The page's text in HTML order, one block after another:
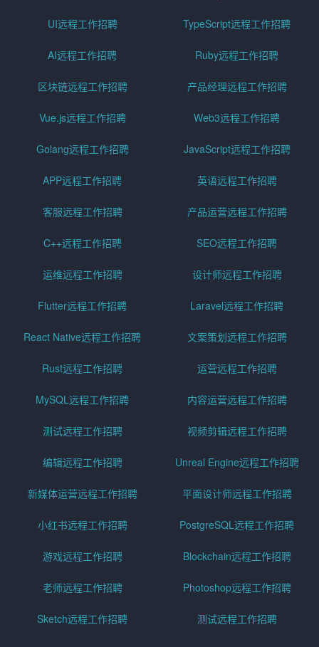
UI远程工作招聘 TypeScript远程工作招聘
AI远程工作招聘 Ruby远程工作招聘
区块链远程工作招聘 产品经理远程工作招聘
Vue.js远程工作招聘 Web3远程工作招聘
Golang远程工作招聘 JavaScript远程工作招聘
APP远程工作招聘 英语远程工作招聘
客服远程工作招聘 产品运营远程工作招聘
C++远程工作招聘 SEO远程工作招聘
运维远程工作招聘 设计师远程工作招聘
Flutter远程工作招聘 Laravel远程工作招聘
React Native远程工作招聘 文案策划远程工作招聘
Rust远程工作招聘 运营远程工作招聘
MySQL远程工作招聘 内容运营远程工作招聘
测试远程工作招聘 视频剪辑远程工作招聘
编辑远程工作招聘 Unreal Engine远程工作招聘
新媒体运营远程工作招聘 平面设计师远程工作招聘
小红书远程工作招聘 PostgreSQL远程工作招聘
游戏远程工作招聘 Blockchain远程工作招聘
老师远程工作招聘 Photoshop远程工作招聘
Sketch远程工作招聘 测试远程工作招聘